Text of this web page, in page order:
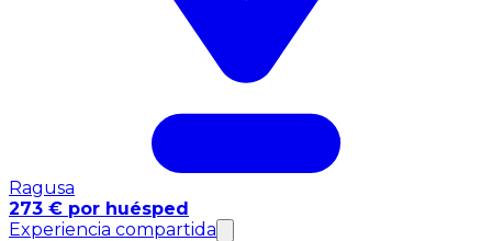
Ragusa
273 € por huésped
Experiencia compartida